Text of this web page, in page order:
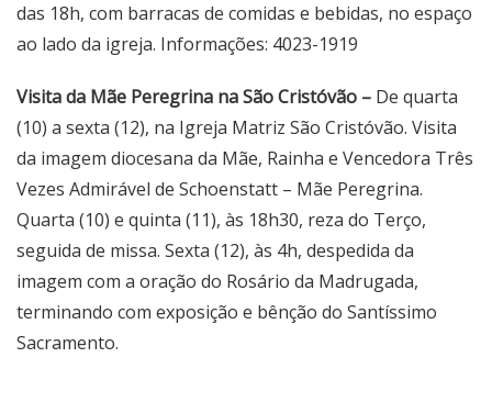
das 18h, com barracas de comidas e bebidas, no espaço
ao lado da igreja. Informações: 4023-1919
Visita da Mãe Peregrina na São Cristóvão – De quarta
(10) a sexta (12), na Igreja Matriz São Cristóvão. Visita
da imagem diocesana da Mãe, Rainha e Vencedora Três
Vezes Admirável de Schoenstatt – Mãe Peregrina.
Quarta (10) e quinta (11), às 18h30, reza do Terço,
seguida de missa. Sexta (12), às 4h, despedida da
imagem com a oração do Rosário da Madrugada,
terminando com exposição e bênção do Santíssimo
Sacramento.